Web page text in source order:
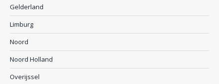
Gelderland
Limburg
Noord
Noord Holland
Overijssel